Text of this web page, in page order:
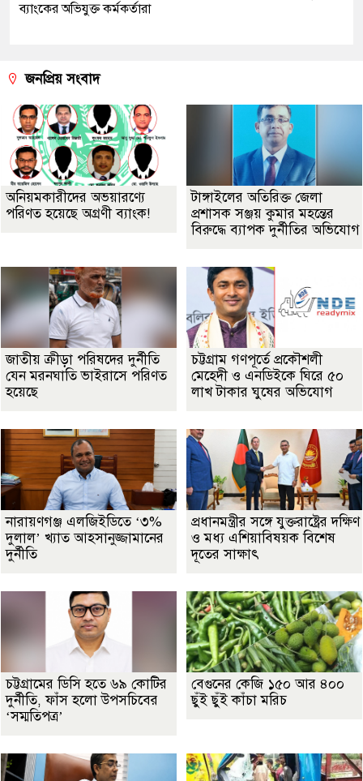
ব্যাংকের অভিযুক্ত কর্মকর্তারা
জনপ্রিয় সংবাদ
অনিয়মকারীদের অভয়ারণ্যে
পরিণত হয়েছে অগ্রণী ব্যাংক!
টাঙ্গাইলের অতিরিক্ত জেলা
প্রশাসক সঞ্জয় কুমার মহন্তের
বিরুদ্ধে ব্যাপক দুর্নীতির অভিযোগ
জাতীয় ক্রীড়া পরিষদের দুর্নীতি
যেন মরনঘাতি ভাইরাসে পরিণত
হয়েছে
চট্টগ্রাম গণপূর্তে প্রকৌশলী
মেহেদী ও এনডিইকে ঘিরে ৫০
লাখ টাকার ঘুষের অভিযোগ
নারায়ণগঞ্জ এলজিইডিতে ‘৩%
দুলাল’ খ্যাত আহসানুজ্জামানের
দুর্নীতি
প্রধানমন্ত্রীর সঙ্গে যুক্তরাষ্ট্রের দক্ষিণ
ও মধ্য এশিয়াবিষয়ক বিশেষ
দূতের সাক্ষাৎ
চট্টগ্রামের ডিসি হতে ৬৯ কোটির
দুর্নীতি, ফাঁস হলো উপসচিবের
‘সম্মতিপত্র’
বেগুনের কেজি ১৫০ আর ৪০০
ছুঁই ছুঁই কাঁচা মরিচ